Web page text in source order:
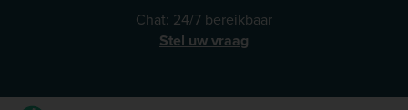
actuele&nbsp;Thuiswinkel Waarborg Certificaat.&nbsp;
Chat: 24/7 bereikbaar
Stel uw vraag